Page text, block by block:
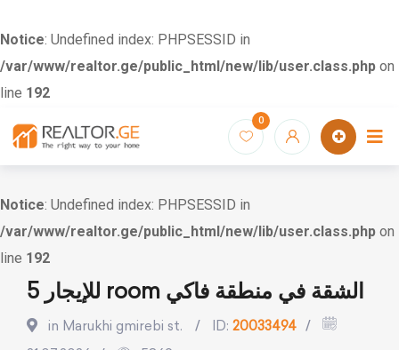
Notice: Undefined index: PHPSESSID in
/var/www/realtor.ge/public_html/new/lib/user.class.php on
line 192
0
Notice: Undefined index: PHPSESSID in
/var/www/realtor.ge/public_html/new/lib/user.class.php on
line 192
للإيجار 5 room الشقة في منطقة فاكي
in Marukhi gmirebi st. ID: 20033494